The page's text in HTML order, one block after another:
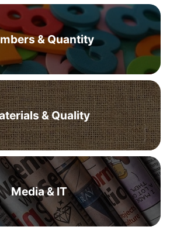
& Quantity
& Quality
Media & IT